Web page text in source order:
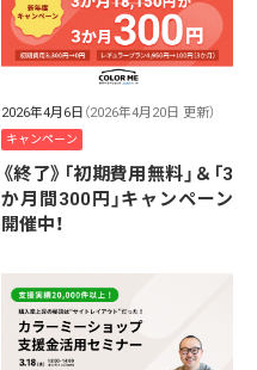
2026年4月6日 （2026年4月20日 更新）
キャンペーン
《終了》「初期費用無料」＆「3
か月間300円」キャンペーン
開催中！